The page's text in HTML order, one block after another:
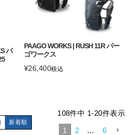
パ
PAAGO WORKS | RUSH 11R パー
ゴワークス
¥26,400税込
新着順
108件中 1-20件表示
1 2 … 6